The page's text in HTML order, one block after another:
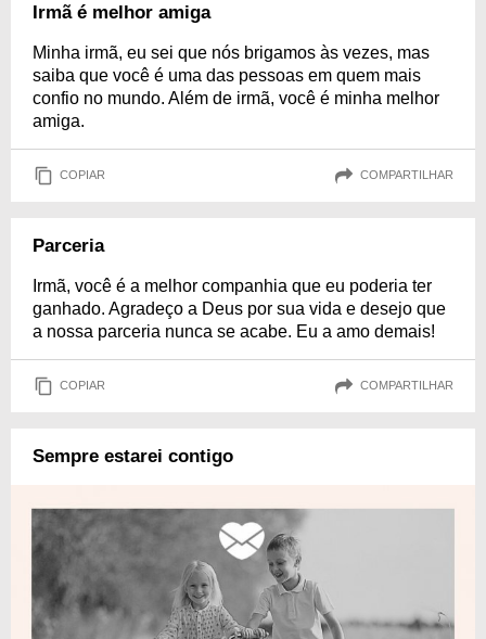
Irmã é melhor amiga
Minha irmã, eu sei que nós brigamos às vezes, mas
saiba que você é uma das pessoas em quem mais
confio no mundo. Além de irmã, você é minha melhor
amiga.
COPIAR COMPARTILHAR
Parceria
Irmã, você é a melhor companhia que eu poderia ter
ganhado. Agradeço a Deus por sua vida e desejo que
a nossa parceria nunca se acabe. Eu a amo demais!
COPIAR COMPARTILHAR
Sempre estarei contigo